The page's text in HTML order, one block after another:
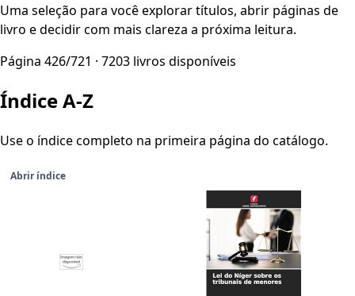
Uma seleção para você explorar títulos, abrir páginas de
livro e decidir com mais clareza a próxima leitura.
Página 426/721 · 7203 livros disponíveis
Índice A-Z
Use o índice completo na primeira página do catálogo.
Abrir índice